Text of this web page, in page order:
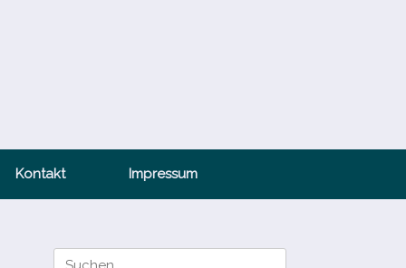
Kontakt Impressum
Suche